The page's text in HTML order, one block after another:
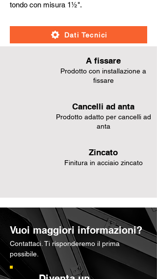
tondo con misura 1½".
Dati Tecnici
A fissare
Prodotto con installazione a
fissare
Cancelli ad anta
Prodotto adatto per cancelli ad
anta
Zincato
Finitura in acciaio zincato
Vuoi maggiori informazioni?
Contattaci. Ti risponderemo il prima
possibile.